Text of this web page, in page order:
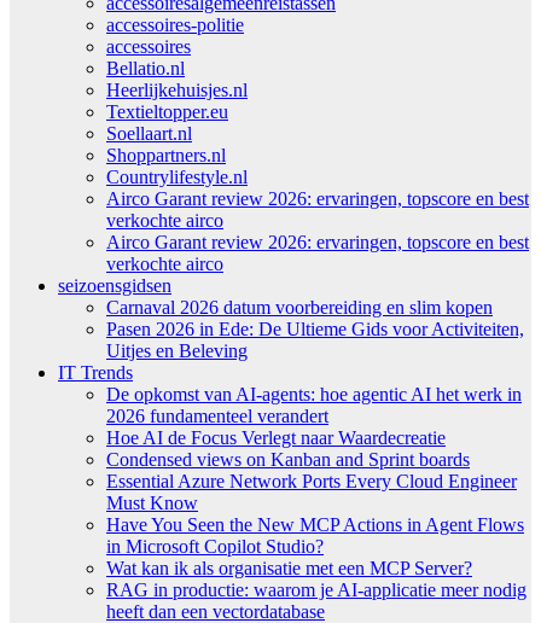
accessoires-politie
accessoires
Bellatio.nl
Heerlijkehuisjes.nl
Textieltopper.eu
Soellaart.nl
Shoppartners.nl
Countrylifestyle.nl
Airco Garant review 2026: ervaringen, topscore en best
verkochte airco
Airco Garant review 2026: ervaringen, topscore en best
verkochte airco
seizoensgidsen
Carnaval 2026 datum voorbereiding en slim kopen
Pasen 2026 in Ede: De Ultieme Gids voor Activiteiten,
Uitjes en Beleving
IT Trends
De opkomst van AI-agents: hoe agentic AI het werk in
2026 fundamenteel verandert
Hoe AI de Focus Verlegt naar Waardecreatie
Condensed views on Kanban and Sprint boards
Essential Azure Network Ports Every Cloud Engineer
Must Know
Have You Seen the New MCP Actions in Agent Flows
in Microsoft Copilot Studio?
Wat kan ik als organisatie met een MCP Server?
RAG in productie: waarom je AI-applicatie meer nodig
heeft dan een vectordatabase